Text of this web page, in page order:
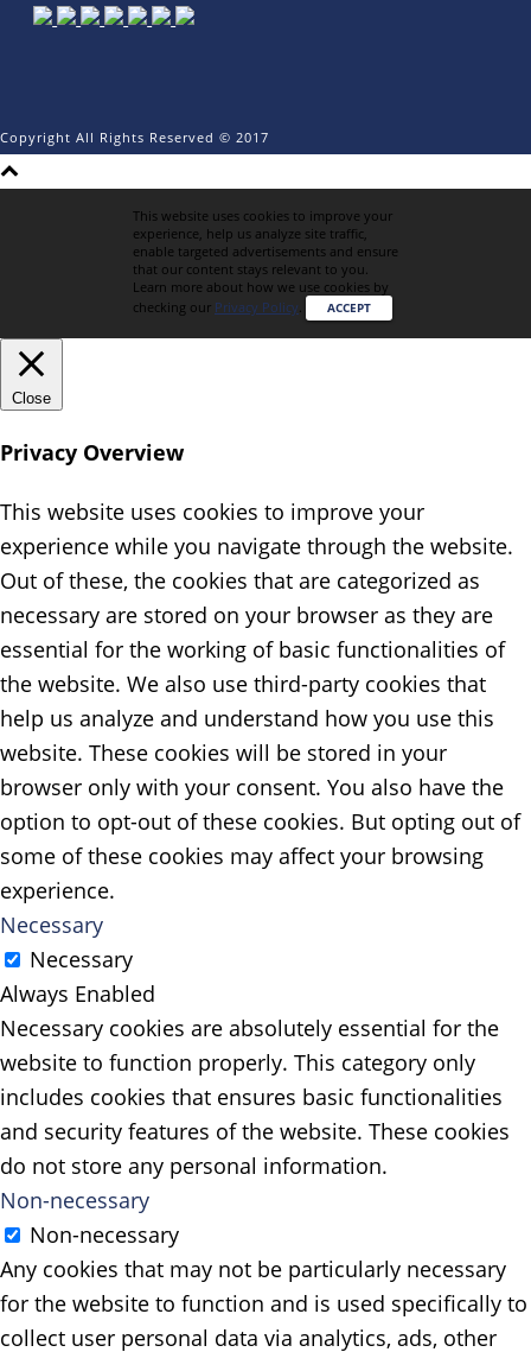
Copyright All Rights Reserved © 2017
This website uses cookies to improve your
experience, help us analyze site traffic,
enable targeted advertisements and ensure
that our content stays relevant to you.
Learn more about how we use cookies by
checking our Privacy Policy. ACCEPT
Close
Privacy Overview
This website uses cookies to improve your
experience while you navigate through the website.
Out of these, the cookies that are categorized as
necessary are stored on your browser as they are
essential for the working of basic functionalities of
the website. We also use third-party cookies that
help us analyze and understand how you use this
website. These cookies will be stored in your
browser only with your consent. You also have the
option to opt-out of these cookies. But opting out of
some of these cookies may affect your browsing
experience.
Necessary
Necessary
Always Enabled
Necessary cookies are absolutely essential for the
website to function properly. This category only
includes cookies that ensures basic functionalities
and security features of the website. These cookies
do not store any personal information.
Non-necessary
Non-necessary
Any cookies that may not be particularly necessary
for the website to function and is used specifically to
collect user personal data via analytics, ads, other